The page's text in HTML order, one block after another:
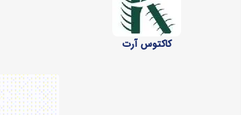
کاکتوس آرت